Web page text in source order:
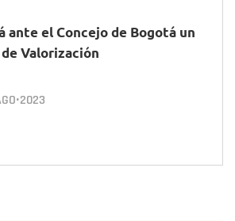
ante el Concejo de Bogotá un
Valorización